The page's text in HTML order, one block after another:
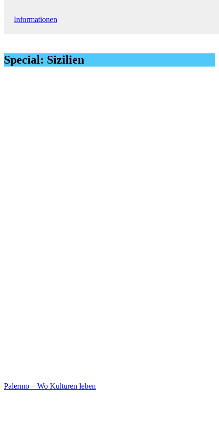
Informationen
Special: Sizilien
Palermo – Wo Kulturen leben